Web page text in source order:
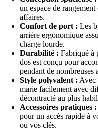
un espace de
affaires.
Confort de port : Les
arrière ergonomique
charge lourde.
Durabilité : Fabriqué à
dos est conçu pour
pendant de nombreuses
Style polyvalent : Avec
marie facilement avec
décontracté au plus
Accessoires pratiques :
pour un accès rapide à
ou vos clés.